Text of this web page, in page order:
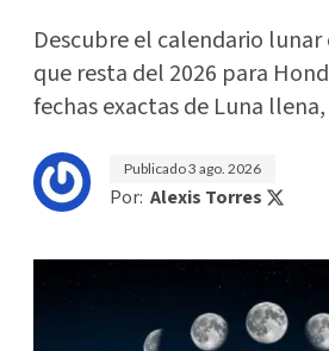
Descubre el calendario
que resta del 2026 para
fechas exactas de Luna
Publicado3 ago. 2026
Por: Alexis Torres